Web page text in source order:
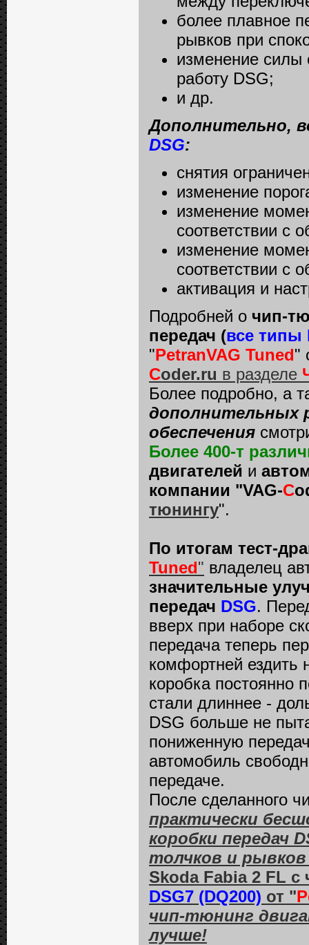
более плавное
рывков при
изменение силы
работу DSG;
и др.
Дополнительно,
DSG:
снятия
изменение
изменение
соответствии с
изменение
соответствии с
активация и
Подробней о чип-
передач (все типы
"PetranVAG Tuned"
Coder.ru в разделе
Более подробно, а
дополнительных
обеспечения
Более 400-т
двигателей и
компании "VAG-C
тюнингу".
По итогам тест-
Tuned" владелец
значительные
передач DSG.
вверх при наборе
передача теперь
комфортней ездить
коробка постоянно
стали длиннее -
DSG больше не
пониженную
автомобиль
передаче.
После сделанного
практически
коробки передач
толчков и
Skoda Fabia 2 FL
DSG7 (DQ200) от "
чип-тюнинг
лучше!